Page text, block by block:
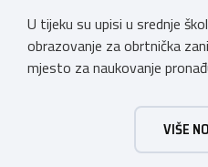
U tijeku su upisi u srednje
obrazovanje za obrtnička
mjesto za naukovanje
koji još nemaju licenciju da
licenciranja kako bi budućim
kvalitetno i sigurno stjecanje
VIŠE